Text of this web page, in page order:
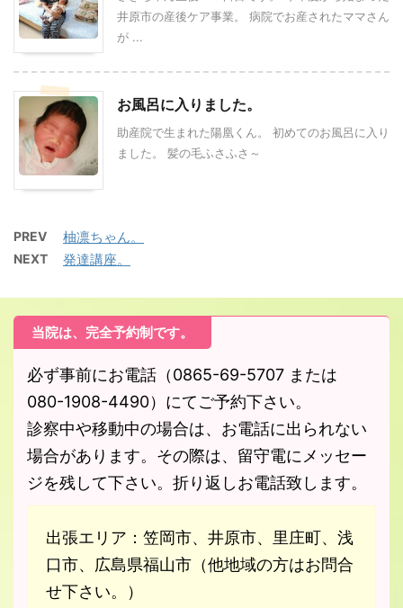
井原市の産後ケア事業。 病院でお産されたママさん
が ...
お風呂に入りました。
助産院で生まれた陽凰くん。 初めてのお風呂に入り
ました。 髪の毛ふさふさ～
PREV 柚凛ちゃん。
NEXT 発達講座。
当院は、完全予約制です。
必ず事前にお電話（0865-69-5707 または
080-1908-4490）にてご予約下さい。
診察中や移動中の場合は、お電話に出られない
場合があります。その際は、留守電にメッセー
ジを残して下さい。折り返しお電話致します。
出張エリア：笠岡市、井原市、里庄町、浅
口市、広島県福山市（他地域の方はお問合
せ下さい。）